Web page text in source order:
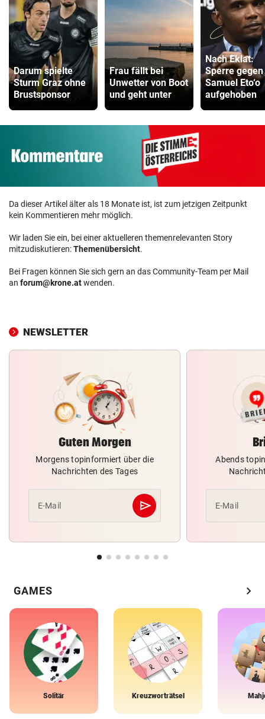
Darum spielte
Sturm Graz ohne
Brustsponsor
Frau fällt bei
Unwetter von Boot
und geht unter
Nach Eklat:
Sperre gegen
Samuel Eto‘o
aufgehoben
Da dieser Artikel älter als 18 Monate ist, ist zum jetzigen Zeitpunkt
kein Kommentieren mehr möglich.
Wir laden Sie ein, bei einer aktuelleren themenrelevanten Story
mitzudiskutieren:Themenübersicht.
Bei Fragen können Sie sich gern an das Community-Team per Mail
an forum@krone.atwenden.
NEWSLETTER
Guten Morgen
Morgens topinformiert über die
Nachrichten des Tages
E-Mail send
Abschicken
Abends
E-Mail
GAMES chevron_right
Solitär Kreuzworträtsel